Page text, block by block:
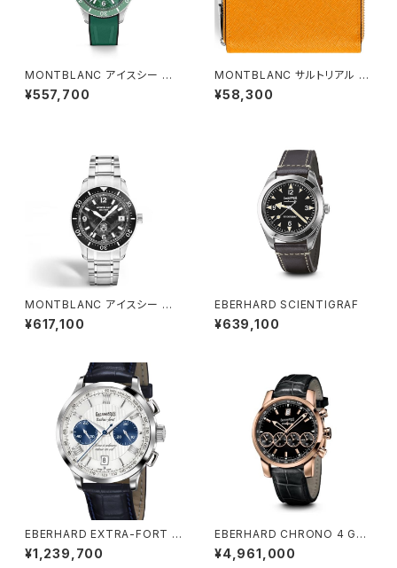
MONTBLANC アイスシー オ
ートマティック デイト
¥557,700
MONTBLANC サルトリアル ウ
¥58,300
MONTBLANC アイスシー オ
ートマティック デイト ゼロ オキ
シジェン
¥617,100
EBERHARD SCIENTIGRAF
¥639,100
EBERHARD EXTRA-FORT R
OUE A COLONNES RETOU
R EN VOL
¥1,239,700
EBERHARD CHRONO 4 GRA
NDTAILLE
¥4,961,000